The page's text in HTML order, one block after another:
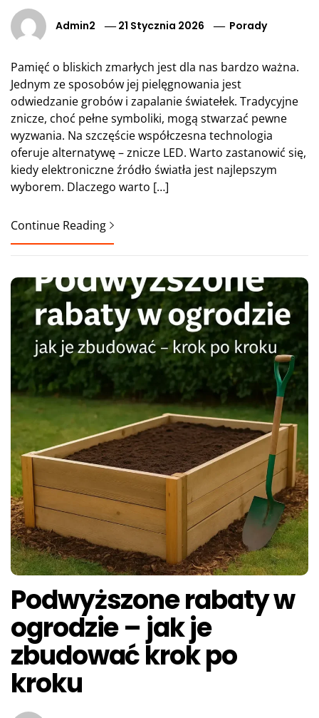
Admin2 21 Stycznia 2026 Porady
Pamięć o bliskich zmarłych jest dla nas bardzo ważna.
Jednym ze sposobów jej pielęgnowania jest
odwiedzanie grobów i zapalanie światełek. Tradycyjne
znicze, choć pełne symboliki, mogą stwarzać pewne
wyzwania. Na szczęście współczesna technologia
oferuje alternatywę – znicze LED. Warto zastanowić się,
kiedy elektroniczne źródło światła jest najlepszym
wyborem. Dlaczego warto […]
Continue Reading
Podwyższone rabaty w
ogrodzie – jak je
zbudować krok po
kroku